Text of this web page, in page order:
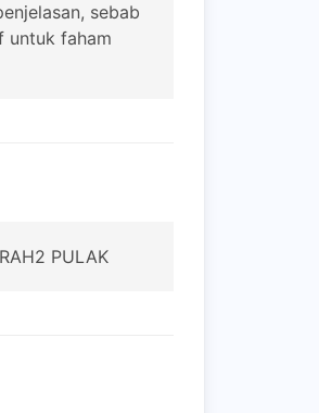
sebab
untuk faham
PULAK